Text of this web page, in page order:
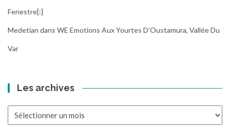
Fenestre[:]
Medetian dans WE Emotions Aux Yourtes D’Oustamura, Vallée Du
Var
Les archives